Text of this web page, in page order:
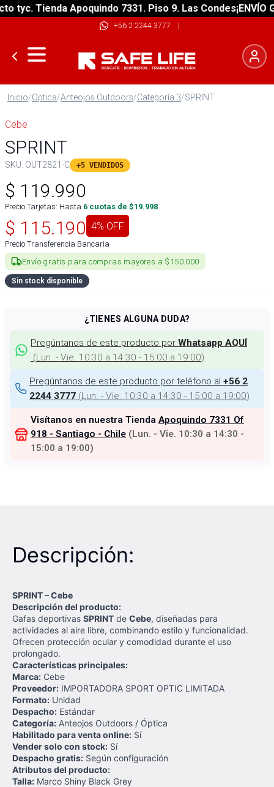
tyc. Tienda Apoquindo 7331. Piso 9. Las Condes¡ENVÍO
+56 2 2244 3777 |
Inicio/Optica/Anteojos Outdoors/Categoría 3/SPRINT
Cebe
SPRINT
SKU: OUT2821-C +5 VENDIDOS
$ 119.990
Precio Tarjetas: Hasta 6 cuotas de $19.998
$ 115.190 4% OFF
Precio Transferencia Bancaria
Envío gratis para compras mayores a $150.000
Sin stock disponible
¿TIENES ALGUNA DUDA?
Pregúntanos de este producto por Whatsapp AQUÍ
(Lun. - Vie. 10:30 a 14:30 - 15:00 a 19:00)
Pregúntanos de este producto por teléfono al +56 2
2244 3777 (Lun. - Vie. 10:30 a 14:30 - 15:00 a 19:00)
Visítanos en nuestra Tienda Apoquindo 7331 Of
918 - Santiago - Chile (Lun. - Vie. 10:30 a 14:30 -
15:00 a 19:00)
Descripción:
SPRINT – Cebe
Descripción del producto:
Gafas deportivas SPRINT de Cebe, diseñadas para
actividades al aire libre, combinando estilo y funcionalidad.
Ofrecen protección ocular y comodidad durante el uso
prolongado.
Características principales:
Marca: Cebe
Proveedor: IMPORTADORA SPORT OPTIC LIMITADA
Formato: Unidad
Despacho: Estándar
Categoría: Anteojos Outdoors / Óptica
Habilitado para venta online: Sí
Vender solo con stock: Sí
Despacho gratis: Según configuración
Atributos del producto:
Talla: Marco Shiny Black Grey